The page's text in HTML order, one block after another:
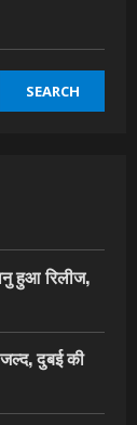
SEARCH
हुआ रिलीज,
जल्द, दुबई की